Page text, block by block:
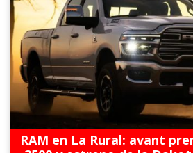
RAM en La Rural: avant